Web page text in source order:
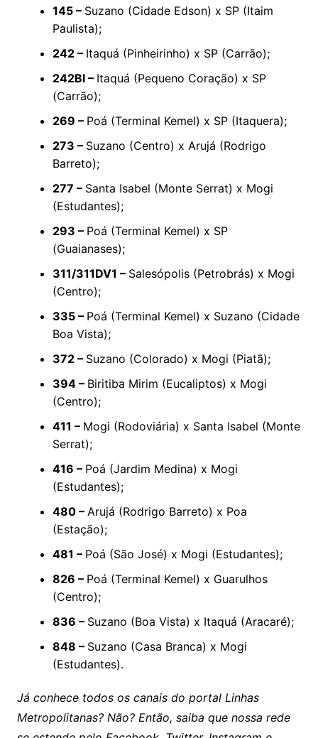
145 – Suzano (Cidade Edson) x SP (Itaim
Paulista);
242 – Itaquá (Pinheirinho) x SP (Carrão);
242BI – Itaquá (Pequeno Coração) x SP
(Carrão);
269 – Poá (Terminal Kemel) x SP (Itaquera);
273 – Suzano (Centro) x Arujá (Rodrigo
Barreto);
277 – Santa Isabel (Monte Serrat) x Mogi
(Estudantes);
293 – Poá (Terminal Kemel) x SP
(Guaianases);
311/311DV1 – Salesópolis (Petrobrás) x Mogi
(Centro);
335 – Poá (Terminal Kemel) x Suzano (Cidade
Boa Vista);
372 – Suzano (Colorado) x Mogi (Piatã);
394 – Biritiba Mirim (Eucaliptos) x Mogi
(Centro);
411 – Mogi (Rodoviária) x Santa Isabel (Monte
Serrat);
416 – Poá (Jardim Medina) x Mogi
(Estudantes);
480 – Arujá (Rodrigo Barreto) x Poa
(Estação);
481 – Poá (São José) x Mogi (Estudantes);
826 – Poá (Terminal Kemel) x Guarulhos
(Centro);
836 – Suzano (Boa Vista) x Itaquá (Aracaré);
848 – Suzano (Casa Branca) x Mogi
(Estudantes).
Já conhece todos os canais do portal Linhas
Metropolitanas? Não? Então, saiba que nossa rede